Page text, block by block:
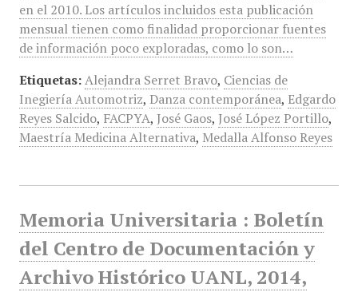
en el 2010. Los artículos incluidos esta publicación
mensual tienen como finalidad proporcionar fuentes
de información poco exploradas, como lo son…
Etiquetas: Alejandra Serret Bravo, Ciencias de
Inegiería Automotriz, Danza contemporánea, Edgardo
Reyes Salcido, FACPYA, José Gaos, José López Portillo,
Maestría Medicina Alternativa, Medalla Alfonso Reyes
Memoria Universitaria : Boletín
del Centro de Documentación y
Archivo Histórico UANL, 2014,